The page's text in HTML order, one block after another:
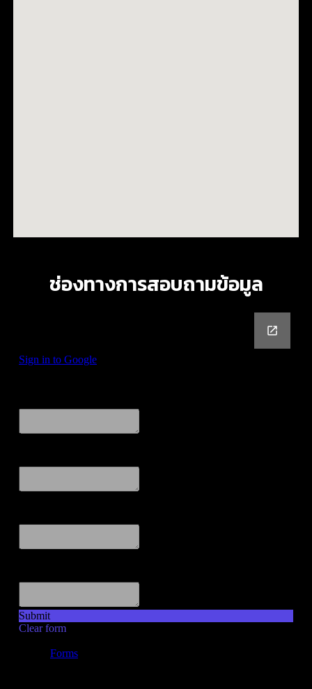
ช่องทางการสอบถามข้อมูล